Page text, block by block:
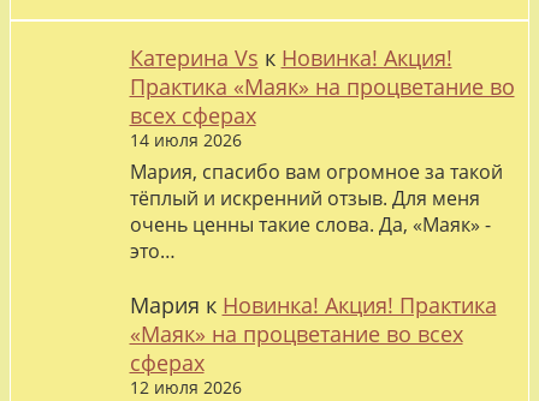
Катерина Vs к Новинка! Акция!
Практика «Маяк» на процветание во
всех сферах
14 июля 2026
Мария, спасибо вам огромное за такой
тёплый и искренний отзыв. Для меня
очень ценны такие слова. Да, «Маяк» -
это…
Мария к Новинка! Акция! Практика
«Маяк» на процветание во всех
сферах
12 июля 2026